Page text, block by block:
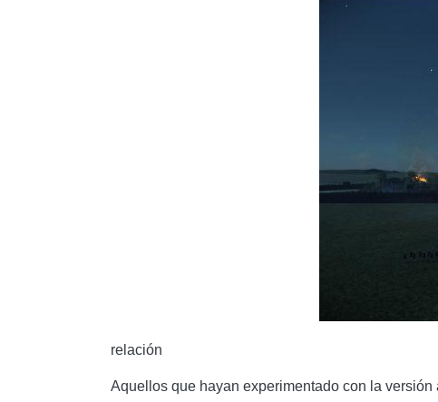
relación
Aquellos que hayan experimentado con la